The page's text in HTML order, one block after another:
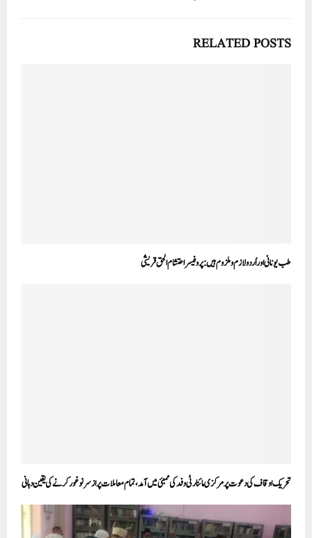
RELATED POSTS
طب یونانی اور اُردو لازم و ملزوم ہیں: پروفیسر احتشام الحق قریشی
تحریک اوقاف کی دعوت پر مرکزی مائنارٹی وفد کی ممبئی میں آمد ،تمام معاملات پر از سر نو غور کرنے کی یقین دہانی